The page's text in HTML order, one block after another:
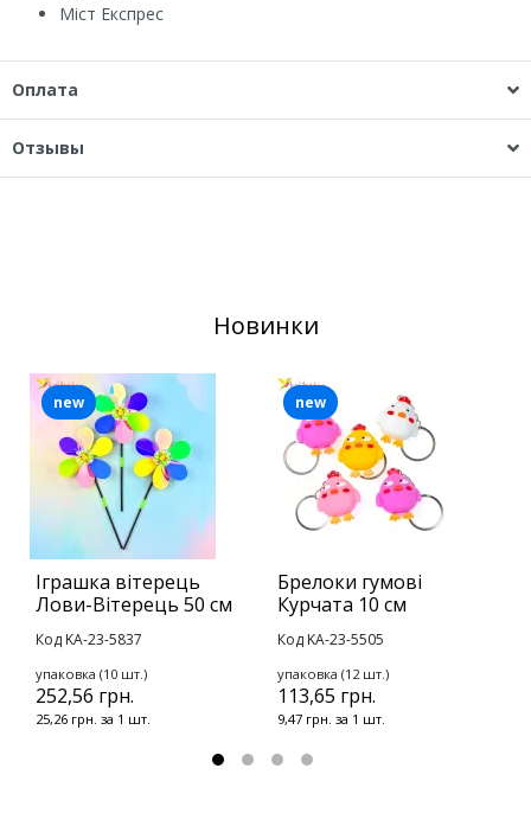
Міст Експрес
Оплата
Отзывы
Новинки
Іграшка вітерець
Лови-Вітерець 50 см
Код KA-23-5837
упаковка (10 шт.)
252,56 грн.
25,26 грн. за 1 шт.
new
Брелоки гумові
Курчата 10 см
Код KA-23-5505
упаковка (12 шт.)
113,65 грн.
9,47 грн. за 1 шт.
new